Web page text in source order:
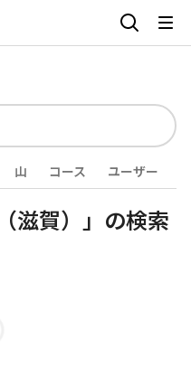
山 コース ユーザー
滋賀）」の検索